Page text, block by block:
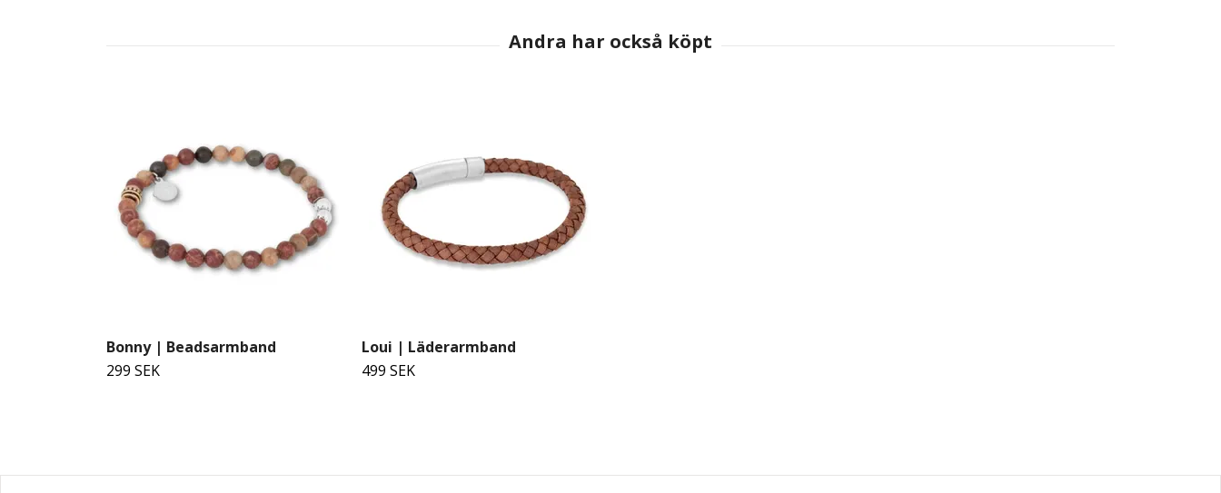
Bonny | Beadsarmband
299 SEK
Loui | Läderarmband
499 SEK